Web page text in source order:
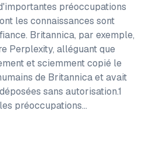
préoccupations
les connaissances sont
Britannica, par exemple,
Perplexity, alléguant que
et sciemment copié le
de Britannica et avait
sans autorisation.1
préoccupations…